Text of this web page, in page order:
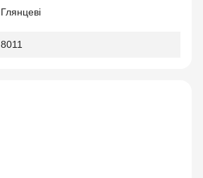
Глянцеві
8011